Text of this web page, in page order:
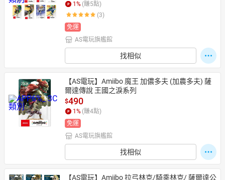
1 % (賺5點)
(3)
免運
AS電玩旗艦館
找相似
【AS電玩】Amiibo 魔王 加儂多夫 (加農多夫) 薩
爾達傳說 王國之淚系列
$490
1 % (賺4點)
免運
AS電玩旗艦館
找相似
【AS電玩】Amiibo 拉弓林克/騎乘林克/ 薩爾達公